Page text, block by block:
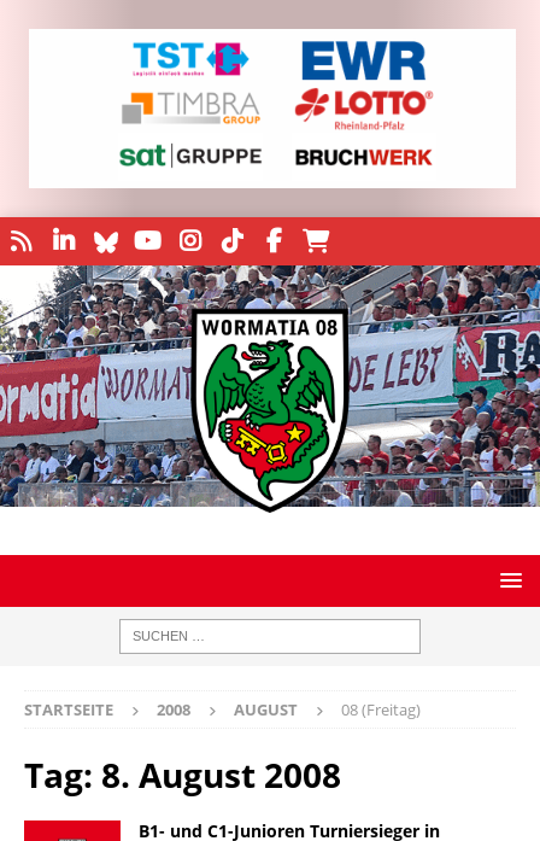
STARTSEITE 2008 AUGUST 08 (Freitag)
Tag: 8. August 2008
B1- und C1-Junioren Turniersieger in